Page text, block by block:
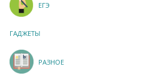
ЕГЭ
ГАДЖЕТЫ
РАЗНОЕ